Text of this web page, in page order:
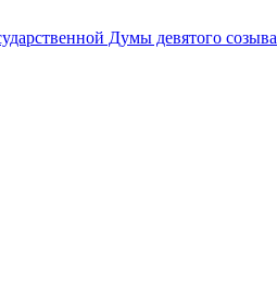
Думы девятого созыва